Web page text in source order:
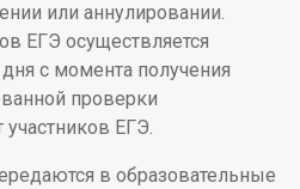
или аннулировании.
ЕГЭ осуществляется
с момента получения
проверки
ЕГЭ.
в образовательные